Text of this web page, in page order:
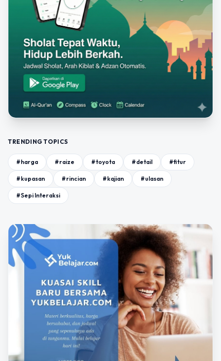
TRENDING TOPICS
#harga #raize #toyota #detail #fitur
#kupasan #rincian #kajian #ulasan
#Sepi Interaksi